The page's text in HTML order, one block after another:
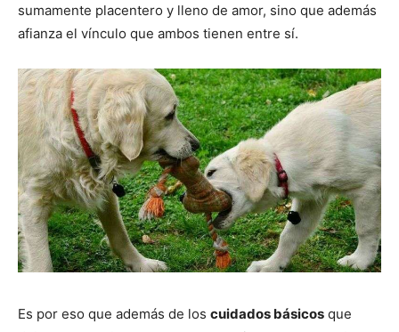
Razas
de
Perros
–
sumamente placentero y lleno de amor, sino que además
afianza el vínculo que ambos tienen entre sí.
Es por eso que además de los cuidados básicos que